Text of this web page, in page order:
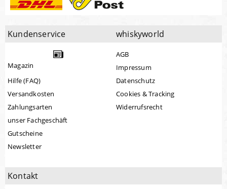
Kundenservice
Magazin
Hilfe (FAQ)
Versandkosten
Zahlungsarten
unser Fachgeschäft
Gutscheine
Newsletter
whiskyworld
AGB
Impressum
Datenschutz
Cookies & Tracking
Widerrufsrecht
Kontakt